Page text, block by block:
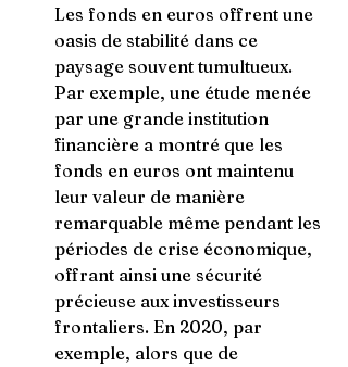
Les fonds en euros offrent une
oasis de stabilité dans ce
paysage souvent tumultueux.
Par exemple, une étude menée
par une grande institution
financière a montré que les
fonds en euros ont maintenu
leur valeur de manière
remarquable même pendant les
périodes de crise économique,
offrant ainsi une sécurité
précieuse aux investisseurs
frontaliers. En 2020, par
exemple, alors que de